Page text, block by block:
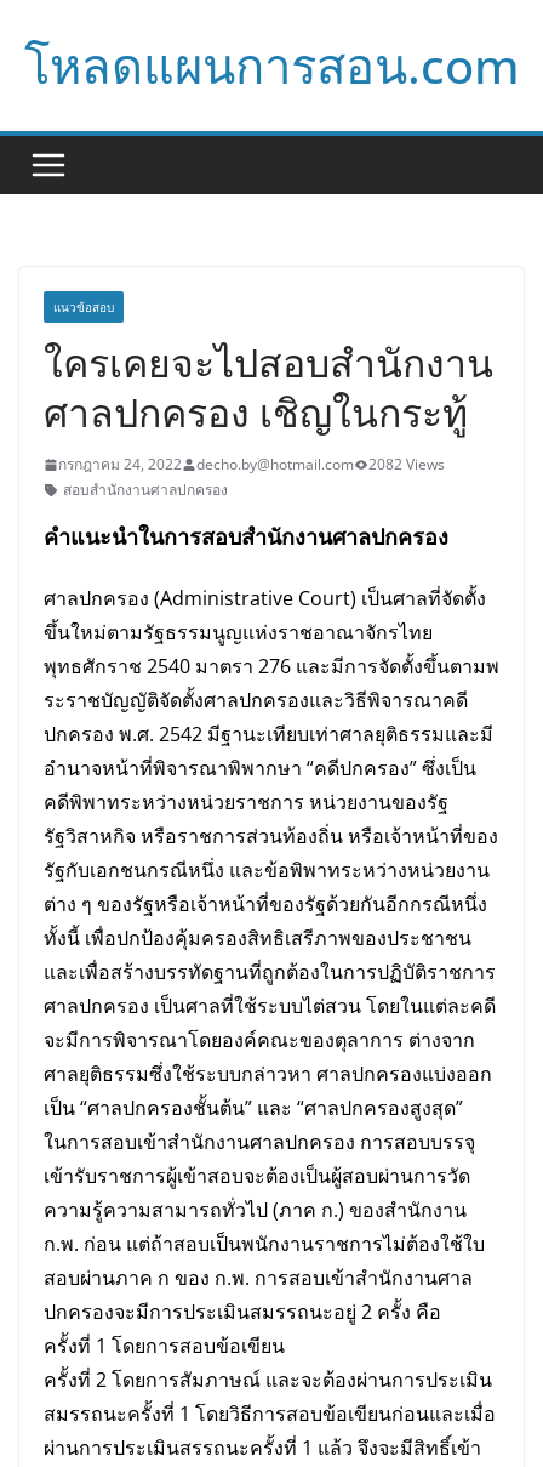
content
โหลดแผนการสอน.com
แนวข้อสอบ
ใครเคยจะไปสอบสำนักงาน
ศาลปกครอง เชิญในกระทู้
กรกฎาคม 24, 2022 decho.by@hotmail.com
2082 Views
สอบสำนักงานศาลปกครอง
คำแนะนำในการสอบสำนักงานศาลปกครอง
ศาลปกครอง (Administrative Court) เป็นศาลที่จัดตั้ง
ขึ้นใหม่ตามรัฐธรรมนูญแห่งราชอาณาจักรไทย
พุทธศักราช 2540 มาตรา 276 และมีการจัดตั้งขึ้นตามพ
ระราชบัญญัติจัดตั้งศาลปกครองและวิธีพิจารณาคดี
ปกครอง พ.ศ. 2542 มีฐานะเทียบเท่าศาลยุติธรรมและมี
อำนาจหน้าที่พิจารณาพิพากษา “คดีปกครอง” ซึ่งเป็น
คดีพิพาทระหว่างหน่วยราชการ หน่วยงานของรัฐ
รัฐวิสาหกิจ หรือราชการส่วนท้องถิ่น หรือเจ้าหน้าที่ของ
รัฐกับเอกชนกรณีหนึ่ง และข้อพิพาทระหว่างหน่วยงาน
ต่าง ๆ ของรัฐหรือเจ้าหน้าที่ของรัฐด้วยกันอีกกรณีหนึ่ง
ทั้งนี้ เพื่อปกป้องคุ้มครองสิทธิเสรีภาพของประชาชน
และเพื่อสร้างบรรทัดฐานที่ถูกต้องในการปฏิบัติราชการ
ศาลปกครอง เป็นศาลที่ใช้ระบบไต่สวน โดยในแต่ละคดี
จะมีการพิจารณาโดยองค์คณะของตุลาการ ต่างจาก
ศาลยุติธรรมซึ่งใช้ระบบกล่าวหา ศาลปกครองแบ่งออก
เป็น “ศาลปกครองชั้นต้น” และ “ศาลปกครองสูงสุด”
ในการสอบเข้าสำนักงานศาลปกครอง การสอบบรรจุ
เข้ารับราชการผู้เข้าสอบจะต้องเป็นผู้สอบผ่านการวัด
ความรู้ความสามารถทั่วไป (ภาค ก.) ของสำนักงาน
ก.พ. ก่อน แต่ถ้าสอบเป็นพนักงานราชการไม่ต้องใช้ใบ
สอบผ่านภาค ก ของ ก.พ. การสอบเข้าสำนักงานศาล
ปกครองจะมีการประเมินสมรรถนะอยู่ 2 ครั้ง คือ
ครั้งที่ 1 โดยการสอบข้อเขียน
ครั้งที่ 2 โดยการสัมภาษณ์ และจะต้องผ่านการประเมิน
สมรรถนะครั้งที่ 1 โดยวิธีการสอบข้อเขียนก่อนและเมื่อ
ผ่านการประเมินสรรถนะครั้งที่ 1 แล้ว จึงจะมีสิทธิ์เข้า